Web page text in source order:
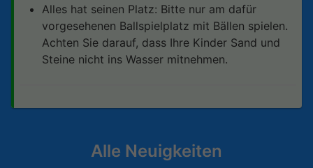
Alles hat seinen Platz: Bitte nur am dafür
vorgesehenen Ballspielplatz mit Bällen spielen.
Achten Sie darauf, dass Ihre Kinder Sand und
Steine nicht ins Wasser mitnehmen.
Alle Neuigkeiten